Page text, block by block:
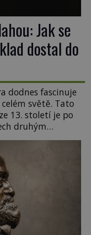
Jak se
dostal do
dodnes fascinuje
světě. Tato
13. století je po
druhým
v České
1985 po
úspěšně
hustá mlha.